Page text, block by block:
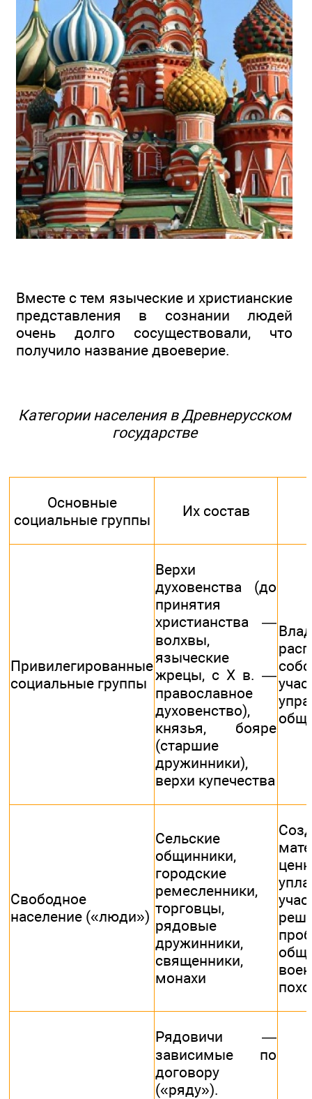
Вместе с тем языческие и христианские
представления в сознании людей
очень долго сосуществовали, что
получило название двоеверие.
Категории населения в Древнерусском
государстве
Основные
социальные группы
Их состав
Привилегированные
социальные группы
Верхи
духовенства (до
принятия
христианства —
волхвы,
языческие
жрецы, с X в. —
православное
духовенство),
князья, бояре
(старшие
дружинники),
верхи купечества
Свободное
население («люди»)
Сельские
общинники,
городские
ремесленники,
торговцы,
рядовые
дружинники,
священники,
монахи
Рядовичи —
зависимые по
договору
(«ряду»).